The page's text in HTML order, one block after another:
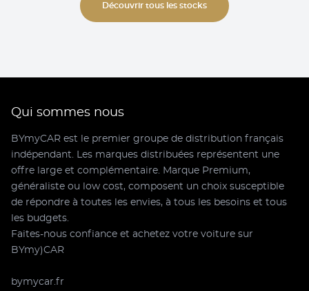
Découvrir tous les stocks
Qui sommes nous
BYmyCAR est le premier groupe de distribution français
indépendant. Les marques distribuées représentent une
offre large et complémentaire. Marque Premium,
généraliste ou low cost, composent un choix susceptible
de répondre à toutes les envies, à tous les besoins et tous
les budgets.
Faites-nous confiance et achetez votre voiture sur
BYmy)CAR
bymycar.fr